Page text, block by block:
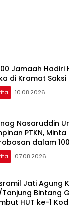
Jamaah Hadiri
di Kramat Saksi
10.08.2026
Nasaruddin
PTKN,
dalam
07.08.2026
Jati Agung
Tanjung Bintang
HUT ke-1